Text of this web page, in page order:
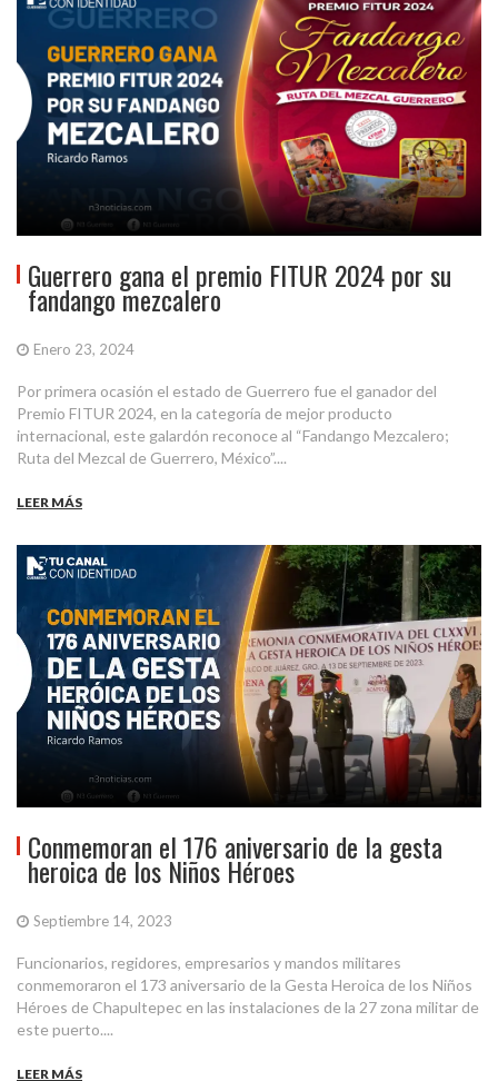
Guerrero gana el premio FITUR 2024 por su
fandango mezcalero
Enero 23, 2024
Por primera ocasión el estado de Guerrero fue el ganador del
Premio FITUR 2024, en la categoría de mejor producto
internacional, este galardón reconoce al “Fandango Mezcalero;
Ruta del Mezcal de Guerrero, México”....
LEER MÁS
Conmemoran el 176 aniversario de la gesta
heroica de los Niños Héroes
Septiembre 14, 2023
Funcionarios, regidores, empresarios y mandos militares
conmemoraron el 173 aniversario de la Gesta Heroica de los Niños
Héroes de Chapultepec en las instalaciones de la 27 zona militar de
este puerto....
LEER MÁS